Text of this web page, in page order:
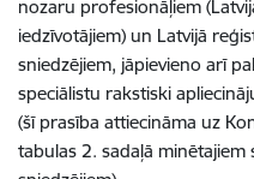
nozaru profesionāļiem
iedzīvotājiem) un Latvijā
sniedzējiem, jāpievieno arī
speciālistu rakstiski
(šī prasība attiecināma uz
tabulas 2. sadaļā